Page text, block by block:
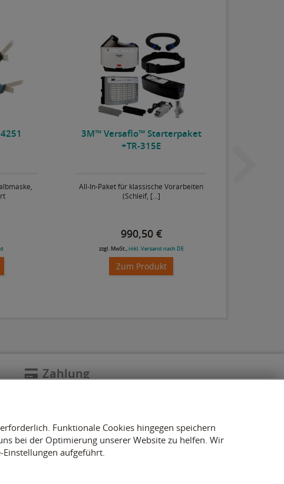
3M™ Versaflo™ Starterpaket
TR-315E+
All-In-Paket für klassische Vorarbeiten
(Schleif, [...]
990,50 €
zzgl. MwSt.,inkl. Versand nach DE
Zum Produkt
Zahlung
Funktionale Cookies hingegen speichern
bei der Optimierung unserer Website zu helfen. Wir
aufgeführt.